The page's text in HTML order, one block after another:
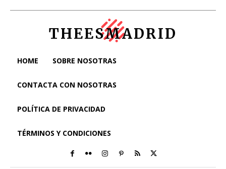
THEESMADRID
HOME SOBRE NOSOTRAS
CONTACTA CON NOSOTRAS
POLÍTICA DE PRIVACIDAD
TÉRMINOS Y CONDICIONES